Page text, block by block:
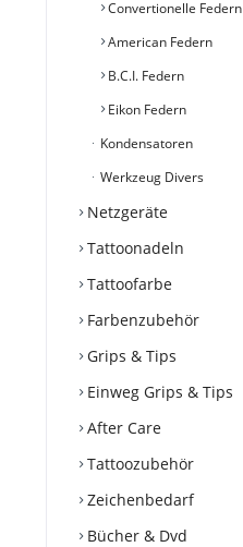
Convertionelle Federn
American Federn
B.C.I. Federn
Eikon Federn
Kondensatoren
Werkzeug Divers
Netzgeräte
Tattoonadeln
Tattoofarbe
Farbenzubehör
Grips & Tips
Einweg Grips & Tips
After Care
Tattoozubehör
Zeichenbedarf
Bücher & Dvd